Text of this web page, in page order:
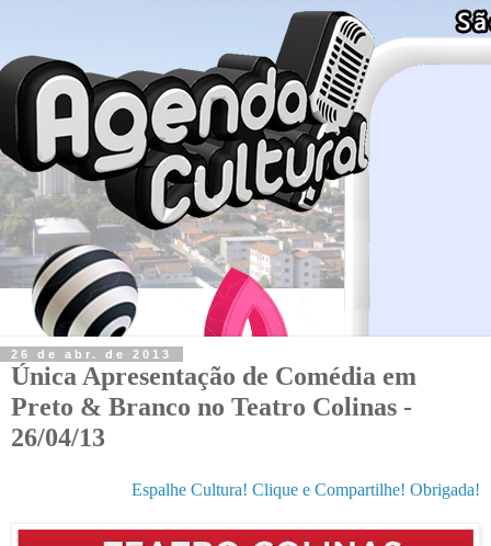
26 de abr. de 2013
Única Apresentação de Comédia em
Preto & Branco no Teatro Colinas -
26/04/13
Espalhe Cultura! Clique e Compartilhe! Obrigada!